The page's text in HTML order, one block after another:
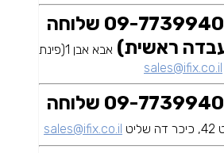
09-7739940 שלוחה
אבא אבן 1(פינת
sales@ifix.co.il
09-7739940 שלוחה
sales@ifix.co.il